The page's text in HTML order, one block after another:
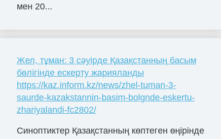
мен 20...
Жел, тұман: 3 сәуірде Қазақстанның басым
бөлігінде ескерту жарияланды
https://kaz.inform.kz/news/zhel-tuman-3-
saurde-kazakstannin-basim-bolgnde-eskertu-
zhariyalandi-fc2802/
Синоптиктер Қазақстанның көптеген өңірінде